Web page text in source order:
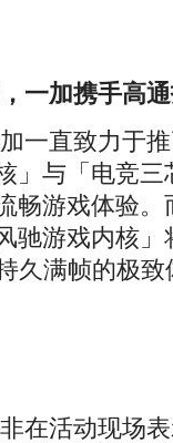
一加携手高
一直致力于
」与「电竞
畅游戏体验。
驰游戏内核
久满帧的极
在活动现场